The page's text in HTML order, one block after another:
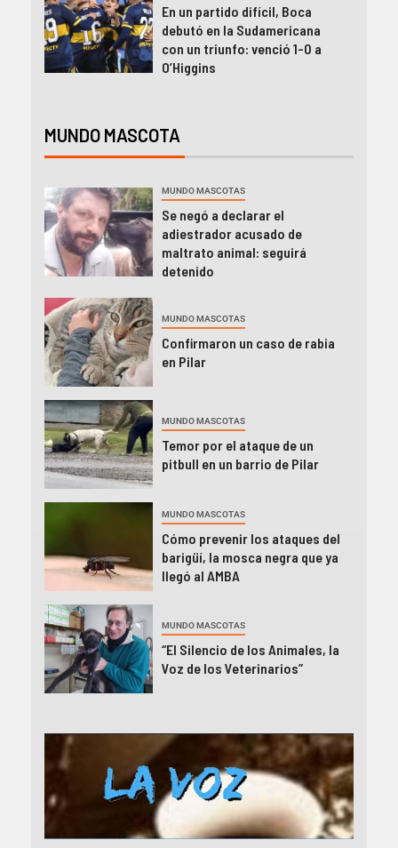
En un partido difícil, Boca
debutó en la Sudamericana
con un triunfo: venció 1-0 a
O’Higgins
MUNDO MASCOTA
MUNDO MASCOTAS
Se negó a declarar el
adiestrador acusado de
maltrato animal: seguirá
detenido
MUNDO MASCOTAS
Confirmaron un caso de rabia
en Pilar
MUNDO MASCOTAS
Temor por el ataque de un
pitbull en un barrio de Pilar
MUNDO MASCOTAS
Cómo prevenir los ataques del
barigüí, la mosca negra que ya
llegó al AMBA
MUNDO MASCOTAS
“El Silencio de los Animales, la
Voz de los Veterinarios”